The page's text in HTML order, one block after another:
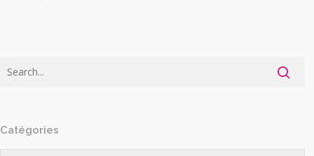
Catégories